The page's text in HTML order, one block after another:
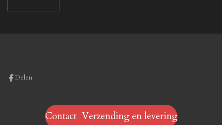
Delen
Contact Verzending en levering